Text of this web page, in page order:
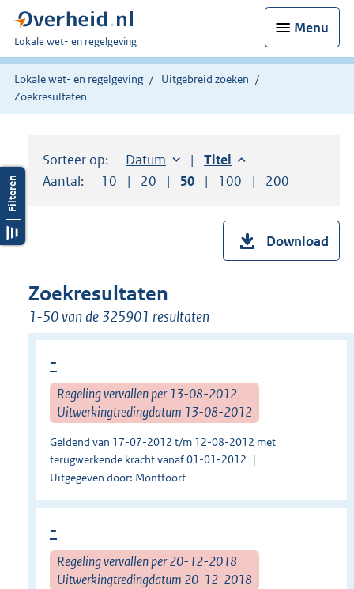
Menu
U
bent
hier:
Lokale wet- en regelgeving
Lokale wet- en regelgeving
Uitgebreid zoeken
Zoekresultaten
Sorteer op: Sorteer op:
Datum aflopendSorteer op:
Titel aflopend
Aantal:
Toon
10 resultaten per pagina
Toon
20 resultaten per pagina
Toon
50 resultaten per pagina
Toon
100 resultaten per
Toon
200
Download
Zoekresultaten
1-50 van de 325901 resultaten
-
Regeling vervallen per 13-08-2012
Uitwerkingtredingdatum 13-08-2012
Geldend van 17-07-2012 t/m 12-08-2012 met
terugwerkende kracht vanaf 01-01-2012
Uitgegeven door: Montfoort
-
Regeling vervallen per 20-12-2018
Uitwerkingtredingdatum 20-12-2018